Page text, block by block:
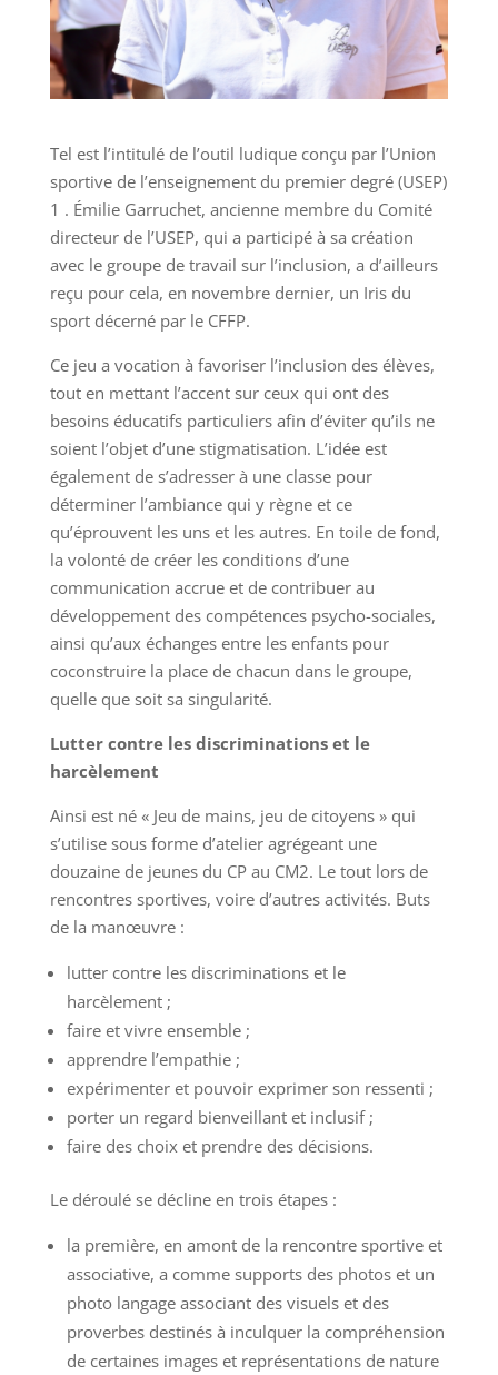
Tel est l’intitulé de l’outil ludique conçu par l’Union
sportive de l’enseignement du premier degré (USEP)
1 . Émilie Garruchet, ancienne membre du Comité
directeur de l’USEP, qui a participé à sa création
avec le groupe de travail sur l’inclusion, a d’ailleurs
reçu pour cela, en novembre dernier, un Iris du
sport décerné par le CFFP.
Ce jeu a vocation à favoriser l’inclusion des élèves,
tout en mettant l’accent sur ceux qui ont des
besoins éducatifs particuliers afin d’éviter qu’ils ne
soient l’objet d’une stigmatisation. L’idée est
également de s’adresser à une classe pour
déterminer l’ambiance qui y règne et ce
qu’éprouvent les uns et les autres. En toile de fond,
la volonté de créer les conditions d’une
communication accrue et de contribuer au
développement des compétences psycho-sociales,
ainsi qu’aux échanges entre les enfants pour
coconstruire la place de chacun dans le groupe,
quelle que soit sa singularité.
Lutter contre les discriminations et le
harcèlement
Ainsi est né « Jeu de mains, jeu de citoyens » qui
s’utilise sous forme d’atelier agrégeant une
douzaine de jeunes du CP au CM2. Le tout lors de
rencontres sportives, voire d’autres activités. Buts
de la manœuvre :
lutter contre les discriminations et le
harcèlement ;
faire et vivre ensemble ;
apprendre l’empathie ;
expérimenter et pouvoir exprimer son ressenti ;
porter un regard bienveillant et inclusif ;
faire des choix et prendre des décisions.
Le déroulé se décline en trois étapes :
la première, en amont de la rencontre sportive et
associative, a comme supports des photos et un
photo langage associant des visuels et des
proverbes destinés à inculquer la compréhension
de certaines images et représentations de nature